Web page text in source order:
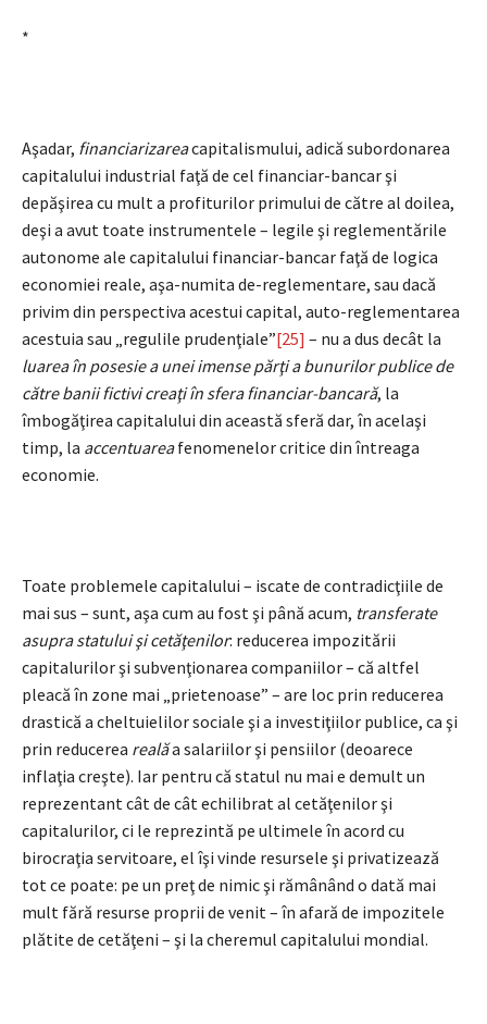
*
Aşadar, financiarizareacapitalismului, adică subordonarea
capitalului industrial faţă de cel financiar-bancar şi
depăşirea cu mult a profiturilor primului de către al doilea,
deşi a avut toate instrumentele – legile şi reglementările
autonome ale capitalului financiar-bancar faţă de logica
economiei reale, aşa-numita de-reglementare, sau dacă
privim din perspectiva acestui capital, auto-reglementarea
acestuia sau „regulile prudenţiale”[25] – nu a dus decât la
luarea în posesie a unei imense părţi a bunurilor publice de
către banii fictivi creaţi în sfera financiar-bancară, la
îmbogăţirea capitalului din această sferă dar, în acelaşi
timp, la accentuareafenomenelor critice din întreaga
economie.
Toate problemele capitalului – iscate de contradicţiile de
mai sus – sunt, aşa cum au fost şi până acum, transferate
asupra statului şi cetăţenilor: reducerea impozitării
capitalurilor şi subvenţionarea companiilor – că altfel
pleacă în zone mai „prietenoase” – are loc prin reducerea
drastică a cheltuielilor sociale şi a investiţiilor publice, ca şi
prin reducerea realăa salariilor şi pensiilor (deoarece
inflaţia creşte). Iar pentru că statul nu mai e demult un
reprezentant cât de cât echilibrat al cetăţenilor şi
capitalurilor, ci le reprezintă pe ultimele în acord cu
birocraţia servitoare, el îşi vinde resursele şi privatizează
tot ce poate: pe un preţ de nimic şi rămânând o dată mai
mult fără resurse proprii de venit – în afară de impozitele
plătite de cetăţeni – şi la cheremul capitalului mondial.